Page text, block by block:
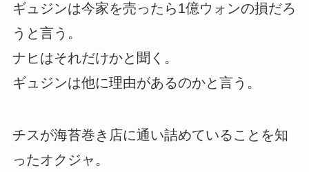
ギュジンは今家を売ったら1億ウォンの損だろ
うと言う。
ナヒはそれだけかと聞く。
ギュジンは他に理由があるのかと言う。
チスが海苔巻き店に通い詰めていることを知
ったオクジャ。